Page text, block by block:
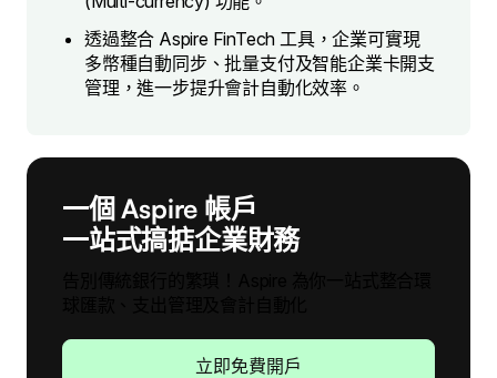
透過整合 Aspire FinTech 工具，企業可實現
多幣種自動同步、批量支付及智能企業卡開支
管理，進一步提升會計自動化效率。
一個 Aspire 帳戶
一站式搞掂企業財務
立即免費開戶